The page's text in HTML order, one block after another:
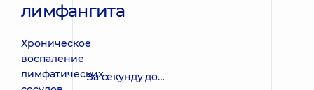
лимфангита
Хроническое
воспаление
лимфатическихЗа секунду до…